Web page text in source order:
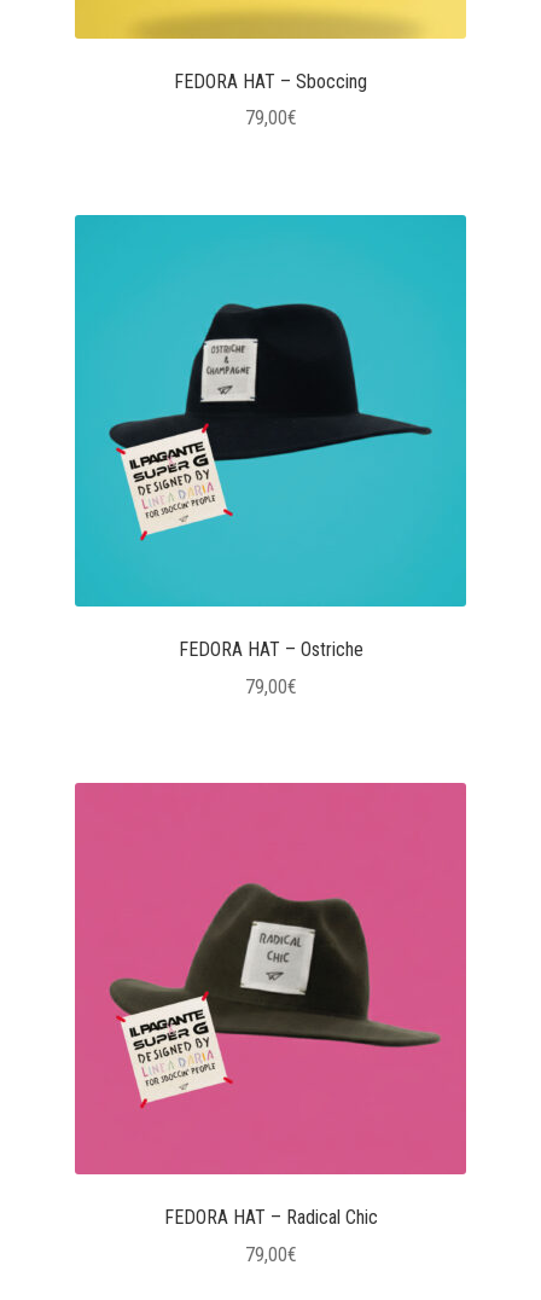
FEDORA HAT – Sboccing
79,00€
FEDORA HAT – Ostriche
79,00€
FEDORA HAT – Radical Chic
79,00€